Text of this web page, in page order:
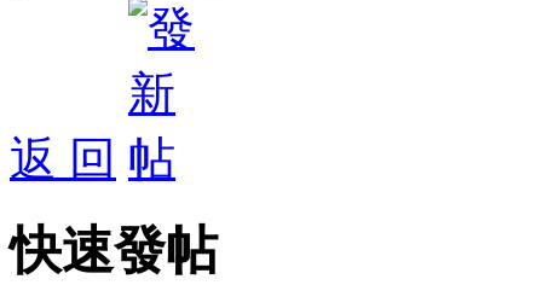
返 回
快速發帖